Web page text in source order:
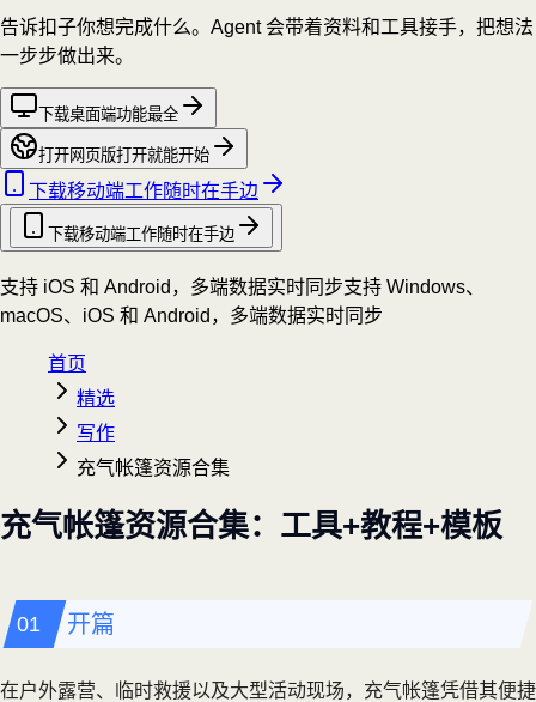
告诉扣子你想完成什么。Agent 会带着资料和工具接手，把想法
一步步做出来。
下载桌面端功能最全
打开网页版打开就能开始
下载移动端工作随时在手边
下载移动端工作随时在手边
支持 iOS 和 Android，多端数据实时同步支持 Windows、
macOS、iOS 和 Android，多端数据实时同步
首页
精选
写作
充气帐篷资源合集
充气帐篷资源合集：工具+教程+模板
开篇
在户外露营、临时救援以及大型活动现场，充气帐篷凭借其便捷